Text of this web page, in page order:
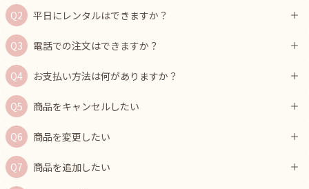
平日にレンタルはできますか？
電話での注文はできますか？
お支払い方法は何がありますか？
商品をキャンセルしたい
商品を変更したい
商品を追加したい